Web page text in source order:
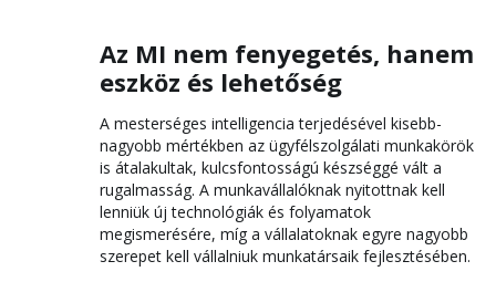
Az MI nem fenyegetés, hanem
eszköz és lehetőség
A mesterséges intelligencia terjedésével kisebb-
nagyobb mértékben az ügyfélszolgálati munkakörök
is átalakultak, kulcsfontosságú készséggé vált a
rugalmasság. A munkavállalóknak nyitottnak kell
lenniük új technológiák és folyamatok
megismerésére, míg a vállalatoknak egyre nagyobb
szerepet kell vállalniuk munkatársaik fejlesztésében.